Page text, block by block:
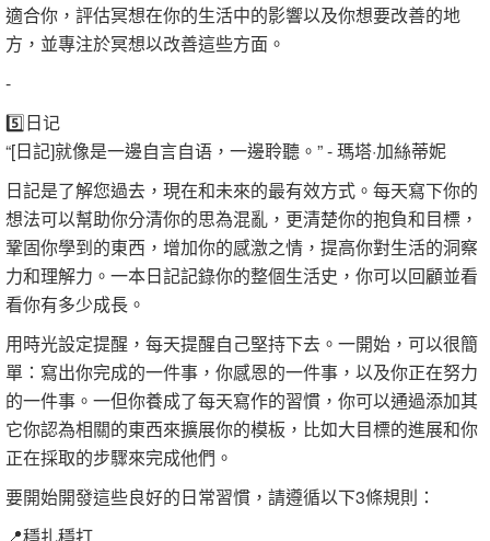
適合你，評估冥想在你的生活中的影響以及你想要改善的地
方，並專注於冥想以改善這些方面。
-
5️⃣日记
“[日記]就像是一邊自言自语，一邊聆聽。” - 瑪塔·加絲蒂妮
日記是了解您過去，現在和未來的最有效方式。每天寫下你的
想法可以幫助你分清你的思為混亂，更清楚你的抱負和目標，
鞏固你學到的東西，增加你的感激之情，提高你對生活的洞察
力和理解力。一本日記記錄你的整個生活史，你可以回顧並看
看你有多少成長。
用時光設定提醒，每天提醒自己堅持下去。一開始，可以很簡
單：寫出你完成的一件事，你感恩的一件事，以及你正在努力
的一件事。一但你養成了每天寫作的習慣，你可以通過添加其
它你認為相關的東西來擴展你的模板，比如大目標的進展和你
正在採取的步驟來完成他們。
要開始開發這些良好的日常習慣，請遵循以下3條規則：
📍穩扎穩打